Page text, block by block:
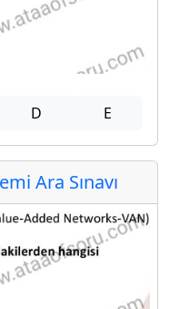
D E
Ara Sınavı